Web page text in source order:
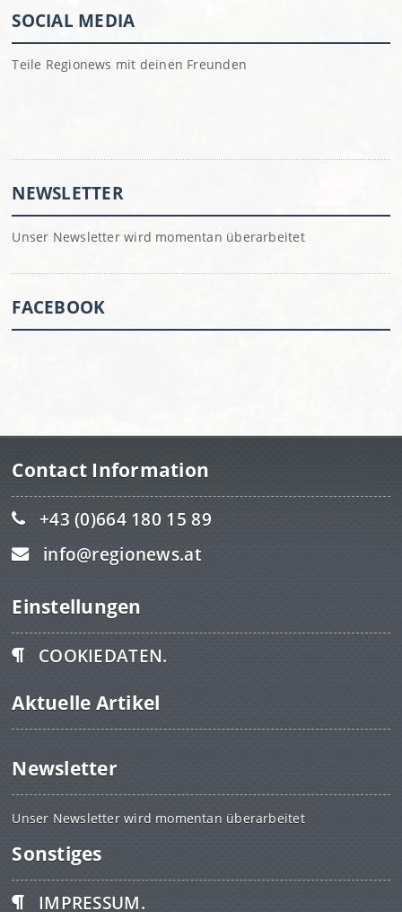
SOCIAL MEDIA
Teile Regionews mit deinen Freunden
NEWSLETTER
Unser Newsletter wird momentan überarbeitet
FACEBOOK
Contact Information
+43 (0)664 180 15 89
info@regionews.at
Einstellungen
COOKIEDATEN.
Aktuelle Artikel
Newsletter
Unser Newsletter wird momentan überarbeitet
Sonstiges
IMPRESSUM.